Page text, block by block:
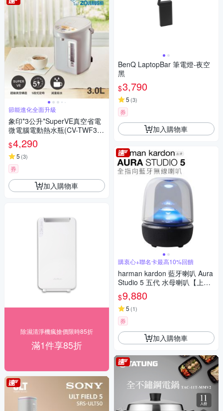
節能進化全面升級
象印*3公升*SuperVE真空省電
微電腦電動熱水瓶(CV-TWF30)
(快)
$4,290
5 (3)
券
加入購物車
除濕清淨機瘋搶價限時85折
滿1件享85折
BenQ LaptopBar 筆電燈-夜空
黑
$3,790
5 (3)
券
加入購物車
購衷心+聯名卡最高10%回饋
harman kardon 藍牙喇叭 Aura
Studio 5 五代 水母喇叭【上網
登錄保固兩年】
$9,880
5 (1)
券
加入購物車